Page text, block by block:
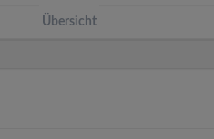
Übersicht